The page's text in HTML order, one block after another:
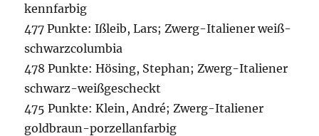
kennfarbig
477 Punkte: Ißleib, Lars; Zwerg-Italiener weiß-
schwarzcolumbia
478 Punkte: Hösing, Stephan; Zwerg-Italiener
schwarz-weißgescheckt
475 Punkte: Klein, André; Zwerg-Italiener
goldbraun-porzellanfarbig